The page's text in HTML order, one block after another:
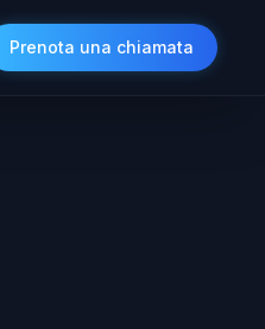
Prenota una chiamata